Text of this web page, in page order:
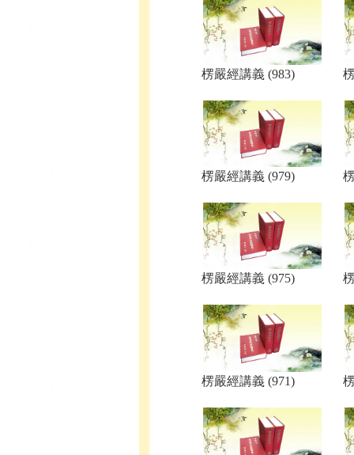
楞嚴經講義 (983)
楞嚴經講義 (979)
楞嚴經講義 (975)
楞嚴經講義 (971)